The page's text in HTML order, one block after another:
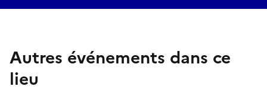
Autres événements dans ce
lieu